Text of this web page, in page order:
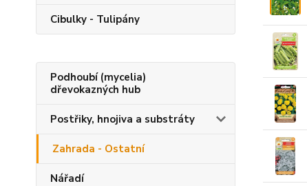
Cibulky - Tulipány
Podhoubí (mycelia)
dřevokazných hub
Postřiky, hnojiva a substráty
Zahrada - Ostatní
Nářadí